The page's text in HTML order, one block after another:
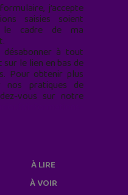
j’accepte
saisies soient
le cadre de ma
à tout
le lien en bas de
Pour obtenir plus
nos pratiques de
vous sur notre
À LIRE
À VOIR